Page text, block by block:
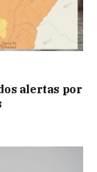
alertas por